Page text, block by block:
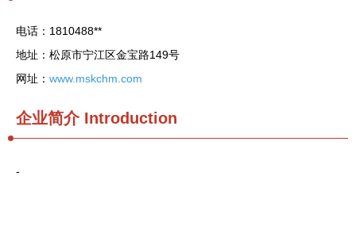
电话：1810488**
地址：松原市宁江区金宝路149号
网址： www.mskchm.com
企业简介Introduction
-